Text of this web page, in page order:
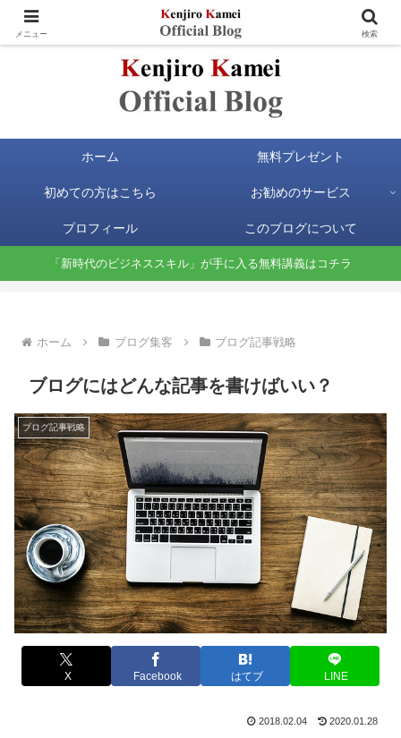
お金と時間の自由が手に入る新時代のビジネススキルを身に付けよう
ホーム 無料プレゼント
初めての方はこちら お勧めのサービス
プロフィール このブログについて
「新時代のビジネススキル」が手に入る無料講義はコチラ
ホーム ブログ集客 ブログ記事戦略
ブログにはどんな記事を書けばいい？
ブログ記事戦略
X Facebook はてブ LINE
2018.02.04 2020.01.28
メニュー 検索